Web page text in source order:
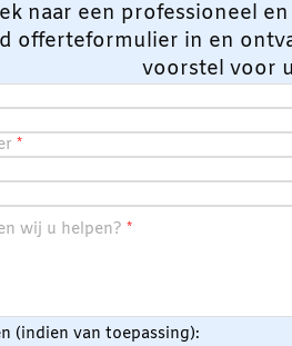
naar een professioneel
offerteformulier in en
voorstel voor
wij u helpen?
(indien van toepassing):